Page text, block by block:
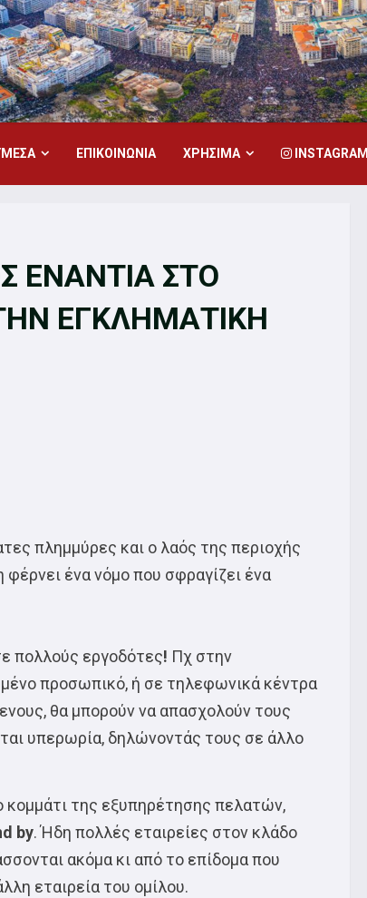
ΕΠΙΚΟΙΝΩΝΙΑ ΧΡΗΣΙΜΑ INSTAGRAM
ΕΝΑΝΤΙΑ ΣΤΟ
ΕΓΚΛΗΜΑΤΙΚΗ
πλημμύρες και ο λαός της περιοχής
ένα νόμο που σφραγίζει ένα
πολλούς εργοδότες! Πχ στην
προσωπικό, ή σε τηλεφωνικά κέντρα
θα μπορούν να απασχολούν τους
υπερωρία, δηλώνοντάς τους σε άλλο
κομμάτι της εξυπηρέτησης πελατών,
by. Ήδη πολλές εταιρείες στον κλάδο
ακόμα κι από το επίδομα που
εταιρεία του ομίλου.